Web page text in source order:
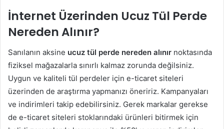
İnternet Üzerinden Ucuz Tül Perde
Nereden Alınır?
Sanılanın aksine ucuz tül perde nereden alınır noktasında
fiziksel mağazalarla sınırlı kalmaz zorunda değilsiniz.
Uygun ve kaliteli tül perdeler için e-ticaret siteleri
üzerinden de araştırma yapmanızı öneririz. Kampanyaları
ve indirimleri takip edebilirsiniz. Gerek markalar gerekse
de e-ticaret siteleri stoklarındaki ürünleri bitirmek için